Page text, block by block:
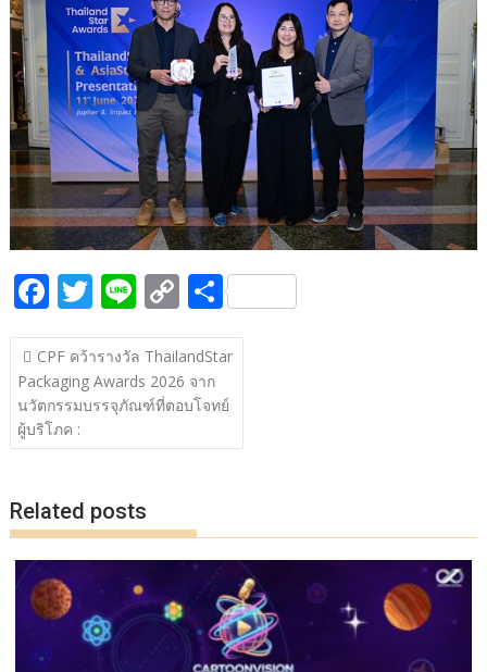
o
o
k
Li
n
k
F
ac
e
b
o
o
k
T
w
itt
er
Li
n
e
C
o
p
y
n
S
h
ar
e
แนะแนว
เรื่อง
CPF คว้ารางวัล ThailandStar
Packaging Awards 2026 จาก
นวัตกรรมบรรจุภัณฑ์ที่ตอบโจทย์
ผู้บริโภค :
Related posts